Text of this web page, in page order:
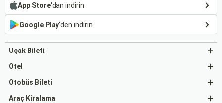
App Store'dan indirin
Google Play'den indirin
Uçak Bileti
Otel
Otobüs Bileti
Araç Kiralama